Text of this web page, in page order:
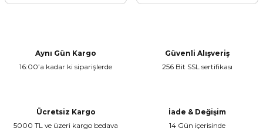
Aynı Gün Kargo
16:00’a kadar ki siparişlerde
Güvenli Alışveriş
256 Bit SSL sertifikası
Ücretsiz Kargo
5000 TL ve üzeri kargo bedava
İade & Değişim
14 Gün içerisinde